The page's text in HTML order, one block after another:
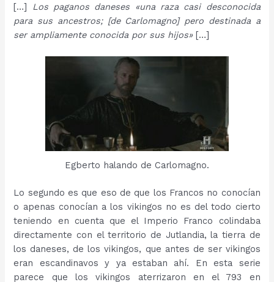
[…] Los paganos daneses «una raza casi desconocida
para sus ancestros; [de Carlomagno] pero destinada a
ser ampliamente conocida por sus hijos»[…]
Egberto halando de Carlomagno.
Lo segundo es que eso de que los Francos no conocían
o apenas conocían a los vikingos no es del todo cierto
teniendo en cuenta que el Imperio Franco colindaba
directamente con el territorio de Jutlandia, la tierra de
los daneses, de los vikingos, que antes de ser vikingos
eran escandinavos y ya estaban ahí. En esta serie
parece que los vikingos aterrizaron en el 793 en